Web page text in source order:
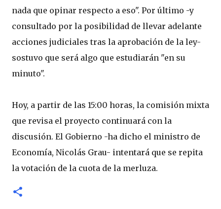
nada que opinar respecto a eso". Por último -y
consultado por la posibilidad de llevar adelante
acciones judiciales tras la aprobación de la ley-
sostuvo que será algo que estudiarán "en su
minuto".
Hoy, a partir de las 15:00 horas, la comisión mixta
que revisa el proyecto continuará con la
discusión. El Gobierno -ha dicho el ministro de
Economía, Nicolás Grau- intentará que se repita
la votación de la cuota de la merluza.